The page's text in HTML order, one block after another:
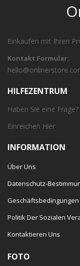
Einkaufen mit Ihren
Kontakt Formular:
HILFEZENTRUM
Haben Sie eine
Einreichen Hier
INFORMATION
Über Uns
Datenschutz-
Geschäftsbedingungen
Politik Der Sozialen
Kontaktieren Uns
FOTO